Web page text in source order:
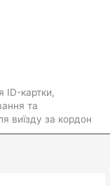
ID-картки,
та
виїзду за кордон